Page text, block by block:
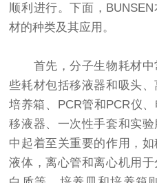
顺利进行。下面，
材的种类及其应用。
首先，分子生物耗材中
些耗材包括移液器和吸头
培养箱、PCR管和PCR仪
移液器、一次性手套和实
中起着至关重要的作用，
液体，离心管和离心机用